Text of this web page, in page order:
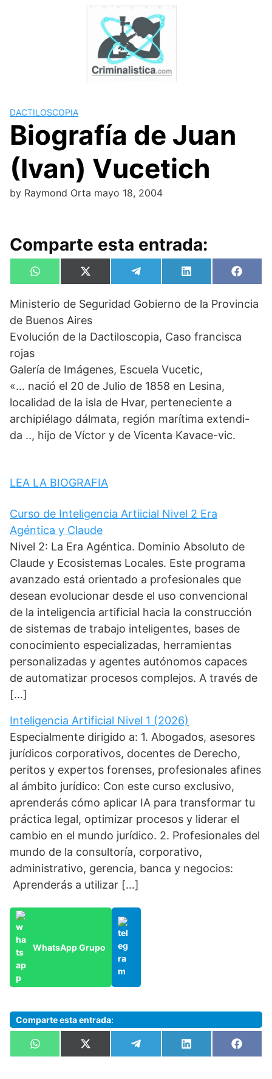
DACTILOSCOPIA
Biografía de Juan
(Ivan) Vucetich
by Raymond Orta mayo 18, 2004
Comparte esta entrada:
Compartir
en
W
h
t
A
p
p
Compartir
en
X
(
w
t
t
e
Compartir
en
e
e
a
m
Compartir
en
L
i
k
n
en
F
a
e
Ministerio de Seguridad Gobierno de la Provincia
de Buenos Aires
Evolución de la Dactiloscopia, Caso francisca
rojas
Galería de Imágenes, Escuela Vucetic,
«… nació el 20 de Julio de 1858 en Lesina,
localidad de la isla de Hvar, perteneciente a
archipiélago dálmata, región marítima extendi-
da .., hijo de Víctor y de Vicenta Kavace-vic.
LEA LA BIOGRAFIA
Curso de Inteligencia Artiicial Nivel 2 Era
Agéntica y Claude
Nivel 2: La Era Agéntica. Dominio Absoluto de
Claude y Ecosistemas Locales. Este programa
avanzado está orientado a profesionales que
desean evolucionar desde el uso convencional
de la inteligencia artificial hacia la construcción
de sistemas de trabajo inteligentes, bases de
conocimiento especializadas, herramientas
personalizadas y agentes autónomos capaces
de automatizar procesos complejos. A través de
[…]
Inteligencia Artificial Nivel 1 (2026)
Especialmente dirigido a: 1. Abogados, asesores
jurídicos corporativos, docentes de Derecho,
peritos y expertos forenses, profesionales afines
al ámbito jurídico: Con este curso exclusivo,
aprenderás cómo aplicar IA para transformar tu
práctica legal, optimizar procesos y liderar el
cambio en el mundo jurídico. 2. Profesionales del
mundo de la consultoría, corporativo,
administrativo, gerencia, banca y negocios:
Aprenderás a utilizar […]
WhatsApp Grupo
Comparte esta entrada:
Compartir
en
W
h
Compartir
en
X
(
Compartir
en
e
Compartir
en
L
i
en
F
a